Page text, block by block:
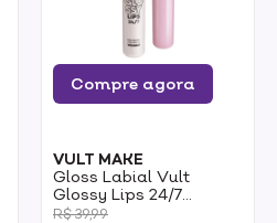
Compre agora
VULT MAKE
Gloss Labial Vult
Glossy Lips 24/7
Incolor 5,2ml
R$ 39,99